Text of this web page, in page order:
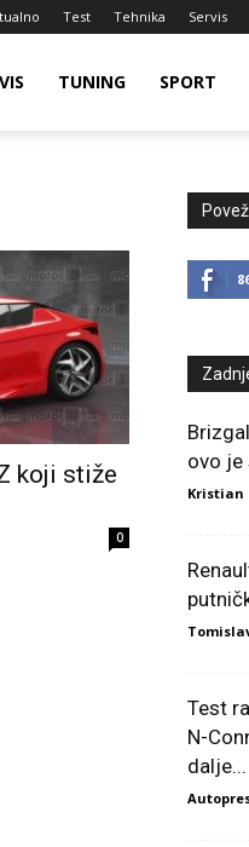
Test Tehnika Servis
TUNING SPORT
koji stiže
0
ovo je
Kristian
Test
N-
dalje...